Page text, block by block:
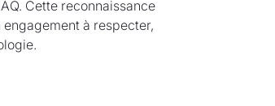
Cette reconnaissance
à respecter,